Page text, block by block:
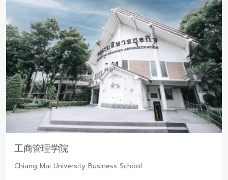
工商管理学院
Chiang Mai University Business School